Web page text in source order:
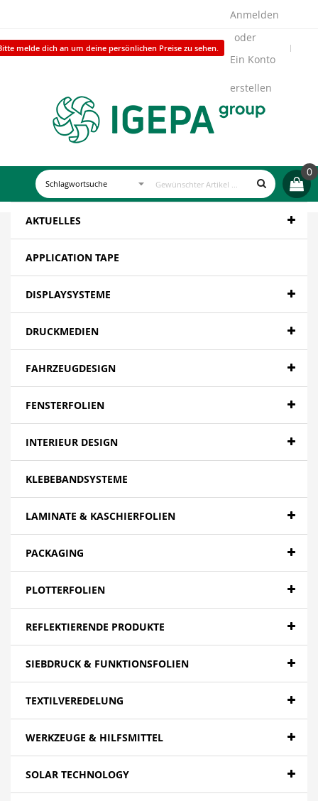
melde dich an um deine persönlichen Preise zu sehen.
Anmelden
Ein Konto
erstellen
0
AKTUELLES
APPLICATION TAPE
DISPLAYSYSTEME
DRUCKMEDIEN
FAHRZEUGDESIGN
FENSTERFOLIEN
INTERIEUR DESIGN
KLEBEBANDSYSTEME
LAMINATE & KASCHIERFOLIEN
PACKAGING
PLOTTERFOLIEN
REFLEKTIERENDE PRODUKTE
SIEBDRUCK & FUNKTIONSFOLIEN
TEXTILVEREDELUNG
WERKZEUGE & HILFSMITTEL
SOLAR TECHNOLOGY